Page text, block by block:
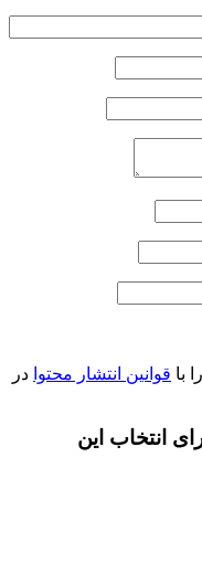
با قوانین انتشار محتوا در
انتخاب این